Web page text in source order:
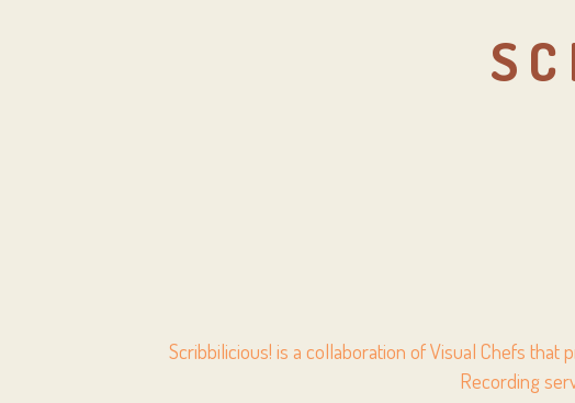
Scribbilicious! is a collaboration of Visual Chefs
Recording